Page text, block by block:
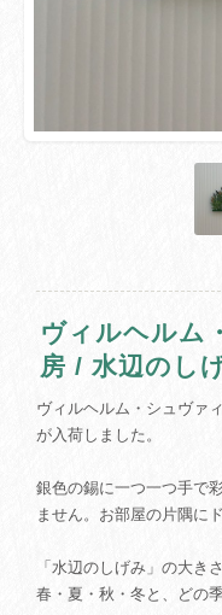
ヴィルヘルム
房 / 水辺のし
ヴィルヘルム・シュヴァ
が入荷しました。
銀色の錫に一つ一つ手で
ません。お部屋の片隅に
「水辺のしげみ」の大き
春・夏・秋・冬と、どの